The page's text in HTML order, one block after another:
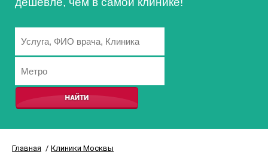
Главная
Клиники Москвы